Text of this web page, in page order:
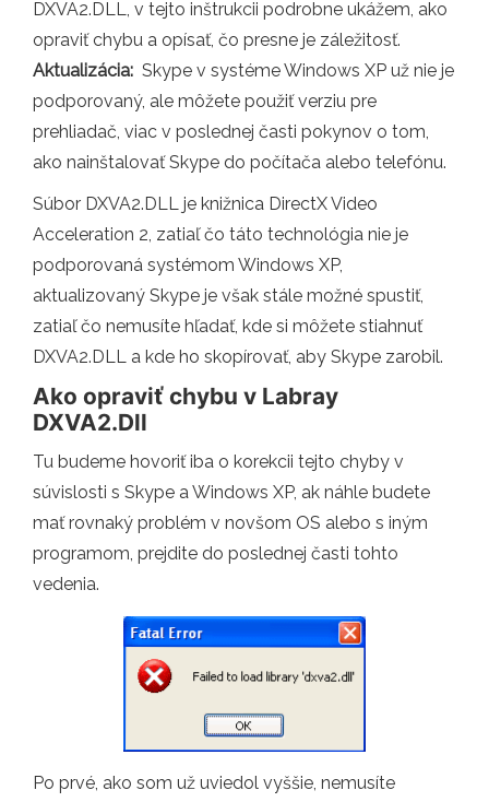
DXVA2.DLL, v tejto inštrukcii podrobne ukážem, ako
opraviť chybu a opísať, čo presne je záležitosť.
Aktualizácia: Skype v systéme Windows XP už nie je
podporovaný, ale môžete použiť verziu pre
prehliadač, viac v poslednej časti pokynov o tom,
ako nainštalovať Skype do počítača alebo telefónu.
Súbor DXVA2.DLL je knižnica DirectX Video
Acceleration 2, zatiaľ čo táto technológia nie je
podporovaná systémom Windows XP,
aktualizovaný Skype je však stále možné spustiť,
zatiaľ čo nemusíte hľadať, kde si môžete stiahnuť
DXVA2.DLL a kde ho skopírovať, aby Skype zarobil.
Ako opraviť chybu v Labray
DXVA2.Dll
Tu budeme hovoriť iba o korekcii tejto chyby v
súvislosti s Skype a Windows XP, ak náhle budete
mať rovnaký problém v novšom OS alebo s iným
programom, prejdite do poslednej časti tohto
vedenia.
Po prvé, ako som už uviedol vyššie, nemusíte